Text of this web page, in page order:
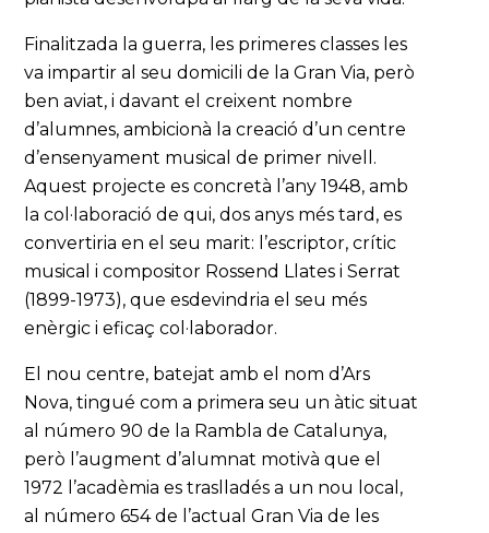
Finalitzada la guerra, les primeres classes les
va impartir al seu domicili de la Gran Via, però
ben aviat, i davant el creixent nombre
d’alumnes, ambicionà la creació d’un centre
d’ensenyament musical de primer nivell.
Aquest projecte es concretà l’any 1948, amb
la col·laboració de qui, dos anys més tard, es
convertiria en el seu marit: l’escriptor, crític
musical i compositor Rossend Llates i Serrat
(1899-1973), que esdevindria el seu més
enèrgic i eficaç col·laborador.
El nou centre, batejat amb el nom d’Ars
Nova, tingué com a primera seu un àtic situat
al número 90 de la Rambla de Catalunya,
però l’augment d’alumnat motivà que el
1972 l’acadèmia es traslladés a un nou local,
al número 654 de l’actual Gran Via de les